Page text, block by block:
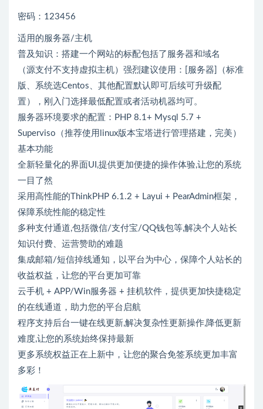
密码：123456
适用的服务器/主机
普及知识：搭建一个网站的标配包括了服务器和域名
（源支付不支持虚拟主机）强烈建议使用：[服务器]（标准
版、系统选Centos、其他配置默认即可后续可升级配
置），刚入门选择最低配置或者活动机器均可。
服务器环境要求的配置：PHP 8.1+ Mysql 5.7 +
Superviso（推荐使用linux版本宝塔进行管理搭建，完美）
基本功能
全新轻量化的界面UI,提供更加便捷的操作体验,让您的系统
一目了然
采用高性能的ThinkPHP 6.1.2 + Layui + PearAdmin框架，
保障系统性能的稳定性
多种支付通道,包括微信/支付宝/QQ钱包等,解决个人站长
知识付费、运营赞助的难题
集成邮箱/短信掉线通知，以平台为中心，保障个人站长的
收益权益，让您的平台更加可靠
云手机 + APP/Win服务器 + 挂机软件，提供更加快捷稳定
的在线通道，助力您的平台启航
程序支持后台一键在线更新,解决复杂性更新操作,降低更新
难度,让您的系统始终保持最新
更多系统权益正在上新中，让您的聚合免签系统更加丰富
多彩！